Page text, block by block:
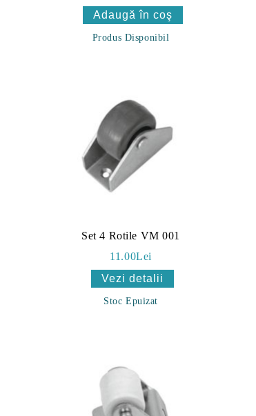
Produs Disponibil
Set 4 Rotile VM 001
11.00Lei
Vezi detalii
Stoc Epuizat